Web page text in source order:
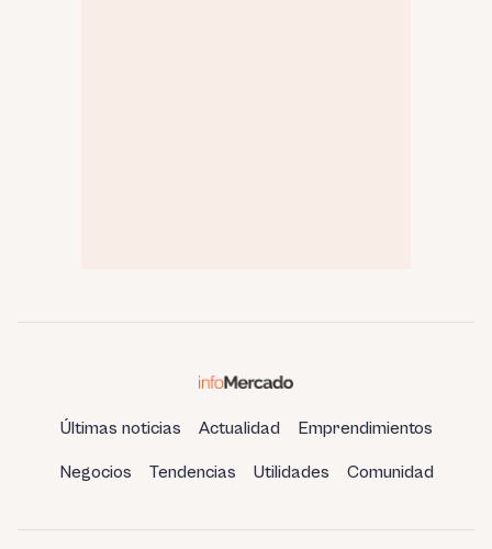
Últimas noticias Actualidad Emprendimientos
Negocios Tendencias Utilidades Comunidad